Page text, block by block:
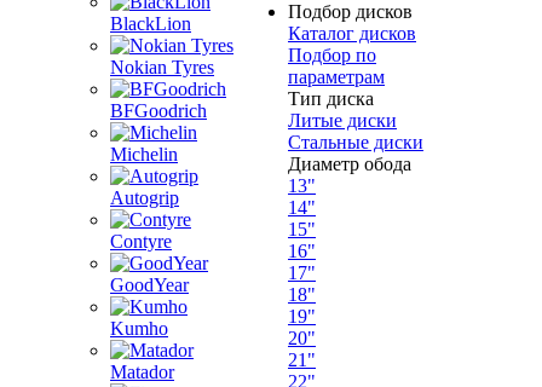
BlackLion
Nokian Tyres
BFGoodrich
Michelin
Autogrip
Contyre
GoodYear
Kumho
Matador
Подбор дисков
Каталог дисков
Подбор по
параметрам
Тип диска
Литые диски
Стальные диски
Диаметр обода
13"
14"
15"
16"
17"
18"
19"
20"
21"
22"